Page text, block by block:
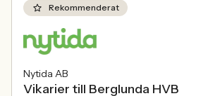
behöver kunna visa vad det betyder i
Rekommenderat
Nytida AB
Vikarier till Berglunda HVB